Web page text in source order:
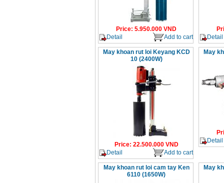
Price: 5.950.000 VND
Detail
Add to cart
Detail
May khoan rut loi Keyang KCD
10 (2400W)
Price: 22.500.000VND
Detail
Add to cart
May
Detail
May khoan rut loi cam tay Ken
6110 (1650W)
May